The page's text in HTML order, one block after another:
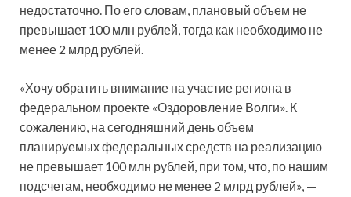
недостаточно. По его словам, плановый объем не
превышает 100 млн рублей, тогда как необходимо не
менее 2 млрд рублей.
«Хочу обратить внимание на участие региона в
федеральном проекте «Оздоровление Волги». К
сожалению, на сегодняшний день объем
планируемых федеральных средств на реализацию
не превышает 100 млн рублей, при том, что, по нашим
подсчетам, необходимо не менее 2 млрд рублей», —